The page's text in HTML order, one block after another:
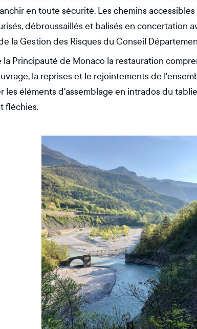
en toute sécurité. Les chemins
débroussaillés et balisés en concertation
la Gestion des Risques du Conseil
Principauté de Monaco la restauration
la reprises et le rejointements de
les éléments d'assemblage en intrados du
fléchies.